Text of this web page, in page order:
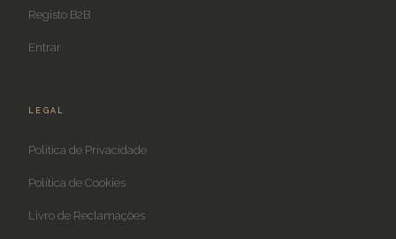
Registo B2B
Entrar
LEGAL
Política de Privacidade
Política de Cookies
Livro de Reclamações